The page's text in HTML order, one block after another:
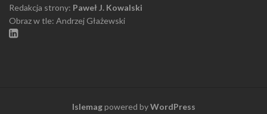
Redakcja strony: Paweł J. Kowalski
Obraz w tle: Andrzej Głażewski
Islemagpowered byWordPress